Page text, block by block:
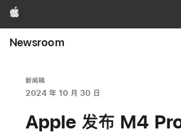
Apple
Newsroom
新闻稿
2024 年 10 月 30 日
Apple 发布 M4